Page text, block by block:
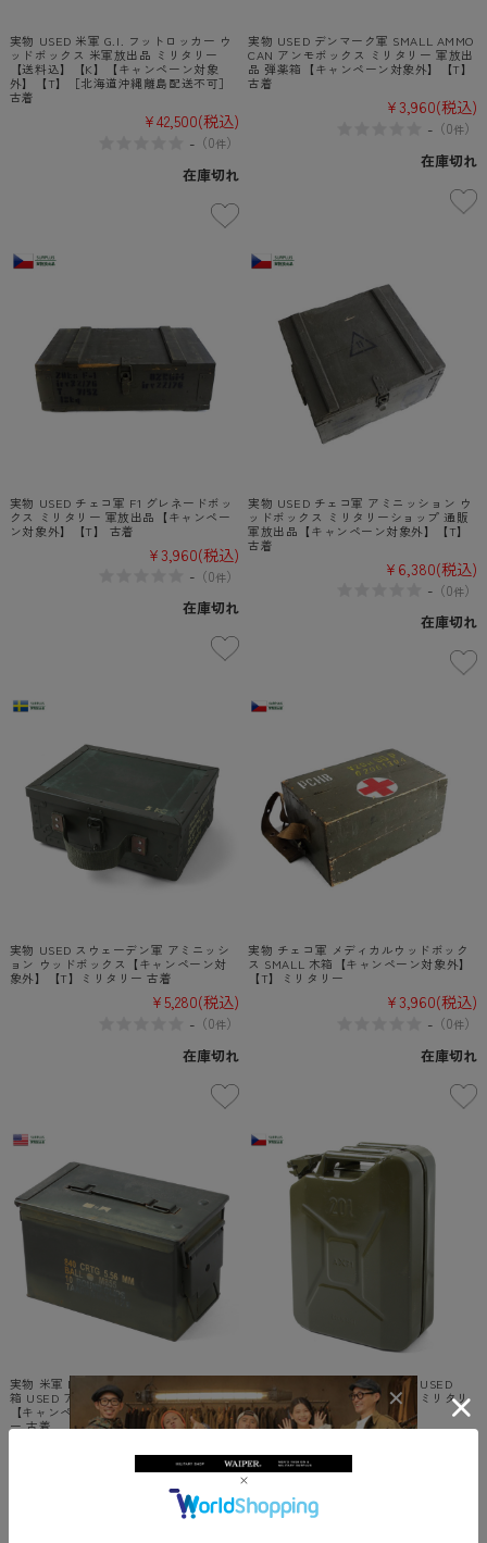
実物 USED 米軍 G.I. フットロッカー ウ
ッドボックス 米軍放出品 ミリタリー
【送料込】【K】【キャンペーン対象
外】【T】［北海道沖縄離島配送不可］
古着
¥42,500(税込)
-（0件）
在庫切れ
実物 USED デンマーク軍 SMALL AMMO
CAN アンモボックス ミリタリー 軍放出
品 弾薬箱【キャンペーン対象外】【T】
古着
¥3,960(税込)
- （0件）
在庫切れ
実物 USED チェコ軍 F1 グレネードボッ
クス ミリタリー 軍放出品【キャンペー
ン対象外】【T】 古着
¥3,960(税込)
-（0件）
在庫切れ
実物 USED チェコ軍 アミニッション ウ
ッドボックス ミリタリーショップ 通販
軍放出品【キャンペーン対象外】【T】
古着
¥6,380(税込)
- （0件）
在庫切れ
実物 USED スウェーデン軍 アミニッシ
ョン ウッドボックス【キャンペーン対
象外】【T】ミリタリー 古着
¥5,280(税込)
-（0件）
在庫切れ
実物 チェコ軍 メディカルウッドボック
ス SMALL 木箱【キャンペーン対象外】
【T】ミリタリー
¥3,960(税込)
- （0件）
在庫切れ
実物 米軍 M2A1 Mサイズ アモカン 弾薬
箱 USED アンモボックス 米軍放出品
【キャンペーン対象外】【T】ミリタリ
ー 古着
-（0件）
在庫切れ
実物 チェコ軍 ガソリン缶 20L USED
【キャンペーン対象外】【T】ミリタリ
ー 古着
¥6,380(税込)